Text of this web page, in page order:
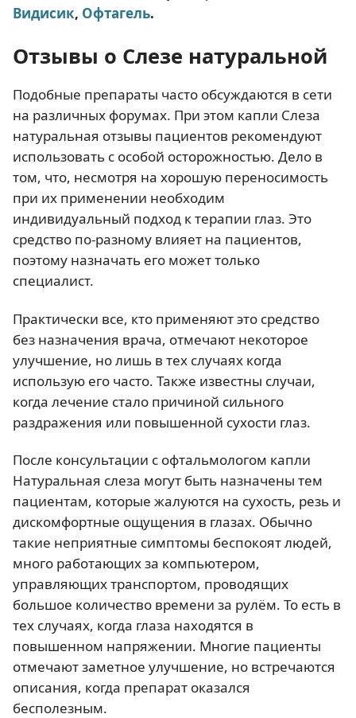
Видисик, Офтагель.
Отзывы о Слезе натуральной
Подобные препараты часто обсуждаются в сети
на различных форумах. При этом капли Слеза
натуральная отзывы пациентов рекомендуют
использовать с особой осторожностью. Дело в
том, что, несмотря на хорошую переносимость
при их применении необходим
индивидуальный подход к терапии глаз. Это
средство по-разному влияет на пациентов,
поэтому назначать его может только
специалист.
Практически все, кто применяют это средство
без назначения врача, отмечают некоторое
улучшение, но лишь в тех случаях когда
использую его часто. Также известны случаи,
когда лечение стало причиной сильного
раздражения или повышенной сухости глаз.
После консультации с офтальмологом капли
Натуральная слеза могут быть назначены тем
пациентам, которые жалуются на сухость, резь и
дискомфортные ощущения в глазах. Обычно
такие неприятные симптомы беспокоят людей,
много работающих за компьютером,
управляющих транспортом, проводящих
большое количество времени за рулём. То есть в
тех случаях, когда глаза находятся в
повышенном напряжении. Многие пациенты
отмечают заметное улучшение, но встречаются
описания, когда препарат оказался
бесполезным.